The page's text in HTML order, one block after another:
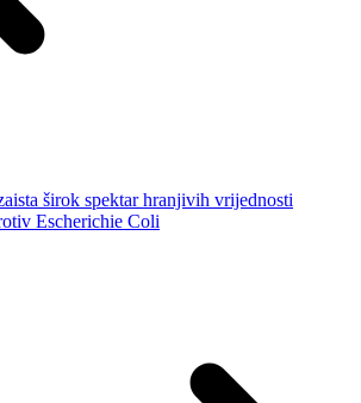
širok spektar hranjivih vrijednosti
Escherichie Coli